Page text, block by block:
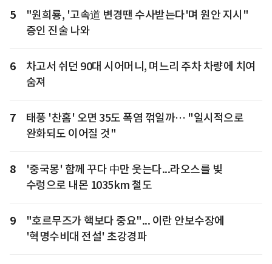
5
"원희룡, '고속道 변경땐 수사받는다'며 원안 지시"
증인 진술 나와
6
차고서 쉬던 90대 시어머니, 며느리 주차 차량에 치여
숨져
7
태풍 '찬홈' 오면 35도 폭염 꺾일까… "일시적으로
완화되도 이어질 것"
8
'중국몽' 함께 꾸다 中만 웃는다...라오스를 빚
수렁으로 내몬 1035km 철도
9
"호르무즈가 핵보다 중요"... 이란 안보수장에
'혁명수비대 전설' 초강경파